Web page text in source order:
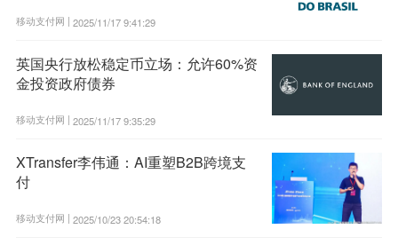
移动支付网 | 2025/11/17 9:41:29
英国央行放松稳定币立场：允许60%资
金投资政府债券
移动支付网 | 2025/11/17 9:35:29
XTransfer李伟通：AI重塑B2B跨境支
付
移动支付网 | 2025/10/23 20:54:18